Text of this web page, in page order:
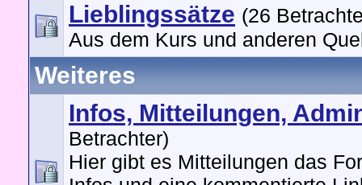
Lieblingssätze (26
Aus dem Kurs und anderen
Weiteres
Infos, Mitteilungen,
Betrachter)
Hier gibt es Mitteilungen das